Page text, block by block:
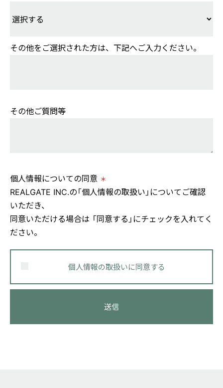
その他をご選択された方は、下記へご入力ください。
その他ご質問等
個人情報についての同意 ＊
REALGATE INC.の 「個人情報の取扱い」 についてご確認
いただき、
同意いただける場合は 「同意する」にチェックを入れてく
ださい。
個人情報の取扱いに同意する